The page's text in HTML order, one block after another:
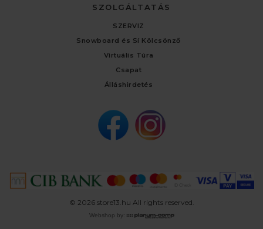
SZOLGÁLTATÁS
SZERVIZ
Snowboard és Sí Kölcsönző
Virtuális Túra
Csapat
Álláshirdetés
© 2026 store13.hu All rights reserved.
Webshop by: